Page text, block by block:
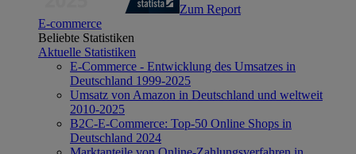
Zum Report
E-commerce
Beliebte Statistiken
Aktuelle Statistiken
E-Commerce - Entwicklung des Umsatzes in
Deutschland 1999-2025
Umsatz von Amazon in Deutschland und weltweit
2010-2025
B2C-E-Commerce: Top-50 Online Shops in
Deutschland 2024